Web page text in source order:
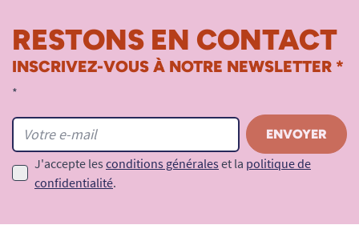
RESTONS EN CONTACT
INSCRIVEZ-VOUS À NOTRE NEWSLETTER *
*
J'accepte les conditions générales et la politique de
confidentialité.